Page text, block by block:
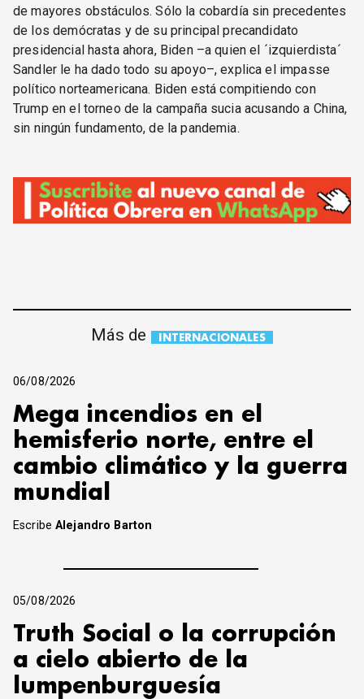
de mayores obstáculos. Sólo la cobardía sin precedentes
de los demócratas y de su principal precandidato
presidencial hasta ahora, Biden –a quien el ´izquierdista´
Sandler le ha dado todo su apoyo–, explica el impasse
político norteamericana. Biden está compitiendo con
Trump en el torneo de la campaña sucia acusando a China,
sin ningún fundamento, de la pandemia.
Más de INTERNACIONALES
06/08/2026
Mega incendios en el
hemisferio norte, entre el
cambio climático y la guerra
mundial
EscribeAlejandro Barton
05/08/2026
Truth Social o la corrupción
a cielo abierto de la
lumpenburguesía